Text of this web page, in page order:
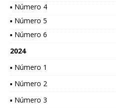
▪ Número 4
▪ Número 5
▪ Número 6
2024
▪ Número 1
▪ Número 2
▪ Número 3